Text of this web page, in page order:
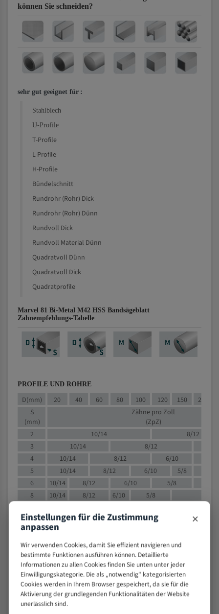
können Sie schneiden?
sehr gut geeignet für :
Stahlblech
U-Profile
T-Profile
L-Profile
H-Profile
Bündelschnitt
Rundrohr (Rohr) Dick
Rundrohr (Rohr) Dünn
Rundvoll Dick
Rundvoll Material Dünn
Quadratvoll Dünn
Quadratvoll Dick
Quadratprofile
Marvel 81 Bi-Metal M42 HSS Bandsägeblatt
Zahnempfehlungs-Tabelle
PROFILE UND ROHRE
D(mm) 20 40 60 80 100 120 150 200
S
(mm)
Zähne pro Zoll
(ZpZ)
2
10/14
8/12
3
10/14 8/12
4
10/14 8/12 6/10
5
10/14 8/12 6/10
5/8
6
10/14 8/12 6/10
5/8
8
10/14 8/12 6/10 5/8
12
8/12 6/10
15
20
4/6
30
4/5
50
4/5
80
> 100
Einstellungen für die Zustimmung
anpassen ×
Wir verwenden Cookies, damit Sie effizient navigieren und
bestimmte Funktionen ausführen können. Detaillierte
Informationen zu allen Cookies finden Sie unten unter jeder
Einwilligungskategorie. Die als „notwendig" kategorisierten
Cookies werden in Ihrem Browser gespeichert, da sie für die
Aktivierung der grundlegenden Funktionalitäten der Website
unerlässlich sind.